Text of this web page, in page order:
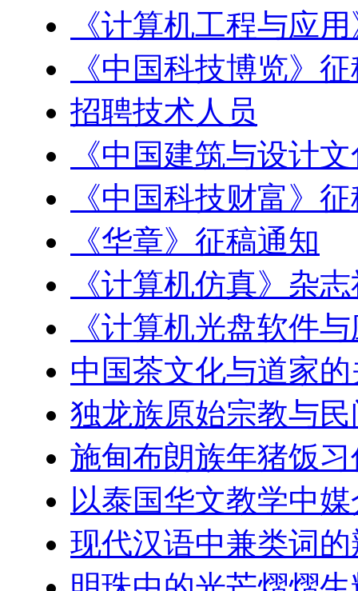
《计算机工程与应
《中国科技博览》
招聘技术人员
《中国建筑与设计
《中国科技财富》
《华章》征稿通知
《计算机仿真》杂
《计算机光盘软件
中国茶文化与道家
独龙族原始宗教与
施甸布朗族年猪饭
以泰国华文教学中
现代汉语中兼类词